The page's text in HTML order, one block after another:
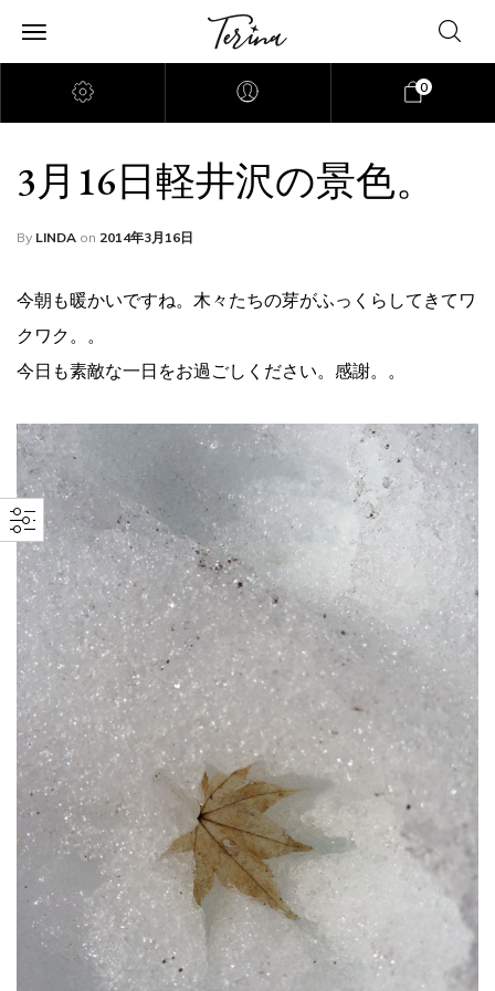
0
3月16日軽井沢の景色。
By LINDA on 2014年3月16日
今朝も暖かいですね。木々たちの芽がふっくらしてきてワ
クワク。。
今日も素敵な一日をお過ごしください。感謝。。